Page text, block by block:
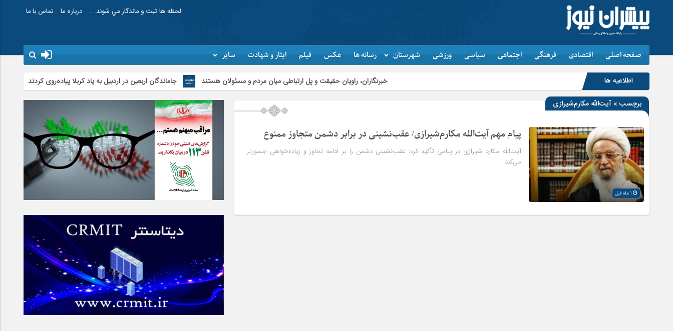
لحظه ها ثبت و ماندگار مي شوند… درباره ما تماس با ما
صفحه اصلی اقتصادی فرهنگی اجتماعی سیاسی ورزشی شهرستان رسانه ها عکس فیلم ایثار و شهادت سایر
اطلاعیه ها خبرنگاران، راویان حقیقت و پل ارتباطی میان مردم و مسئولان هستند جاماندگان اربعین در اردبیل به یاد کربلا پیاده‌روی کردند تأمین و توزیع ۱۲۰هزار تن کالای اساسی در استان اردبیل/ خط دوم ایکس‌ری گمرک بیله‌سوار با تجهیزات مدرن عملیاتی خواهد شد
برچسب » آیت‌الله مکارم‌شیرازی
پیام مهم آیت‌الله مکارم‌شیرازی/ عقب‌نشینی در برابر دشمن متجاوز ممنوع
آیت‌الله مکارم شیرازی در پیامی تأکید کرد: عقب‌نشینی دشمن را بر ادامه تجاوز و زیاده‌خواهی جسورتر
می‌کند.